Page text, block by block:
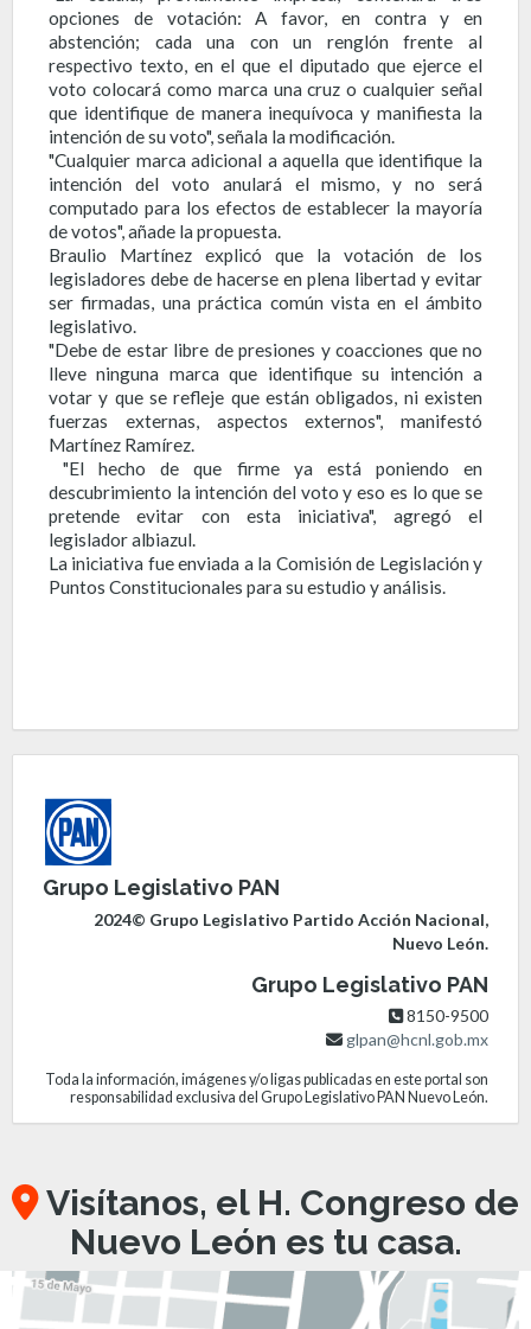
opciones de votación: A favor, en contra y en
abstención; cada una con un renglón frente al
respectivo texto, en el que el diputado que ejerce el
voto colocará como marca una cruz o cualquier señal
que identifique de manera inequívoca y manifiesta la
intención de su voto", señala la modificación.
"Cualquier marca adicional a aquella que identifique la
intención del voto anulará el mismo, y no será
computado para los efectos de establecer la mayoría
de votos", añade la propuesta.
Braulio Martínez explicó que la votación de los
legisladores debe de hacerse en plena libertad y evitar
ser firmadas, una práctica común vista en el ámbito
legislativo.
"Debe de estar libre de presiones y coacciones que no
lleve ninguna marca que identifique su intención a
votar y que se refleje que están obligados, ni existen
fuerzas externas, aspectos externos", manifestó
Martínez Ramírez.
"El hecho de que firme ya está poniendo en
descubrimiento la intención del voto y eso es lo que se
pretende evitar con esta iniciativa", agregó el
legislador albiazul.
La iniciativa fue enviada a la Comisión de Legislación y
Puntos Constitucionales para su estudio y análisis.
Grupo Legislativo PAN
2024© Grupo Legislativo Partido Acción Nacional,
Nuevo León.
Grupo Legislativo PAN
8150-9500
glpan@hcnl.gob.mx
Toda la información, imágenes y/o ligas publicadas en este portal son
responsabilidad exclusiva del Grupo Legislativo PAN Nuevo León.
Visítanos, el H. Congreso de
Nuevo León es tu casa.